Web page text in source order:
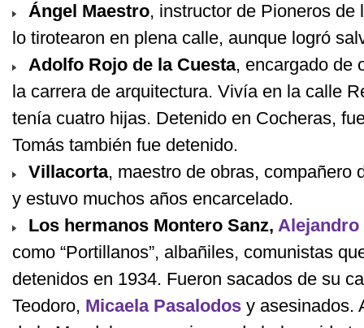
Ángel Maestro, instructor de Pioneros
lo tirotearon en plena calle, aunque logró
Adolfo Rojo de la Cuesta, encargado de
la carrera de arquitectura. Vivía en la calle
tenía cuatro hijas. Detenido en Cocheras,
Tomás también fue detenido.
Villacorta, maestro de obras, compañero
y estuvo muchos años encarcelado.
Los hermanos Montero Sanz, Alejandro
como “Portillanos”, albañiles, comunistas
detenidos en 1934. Fueron sacados de su
Teodoro, Micaela Pasalodos y asesinados.